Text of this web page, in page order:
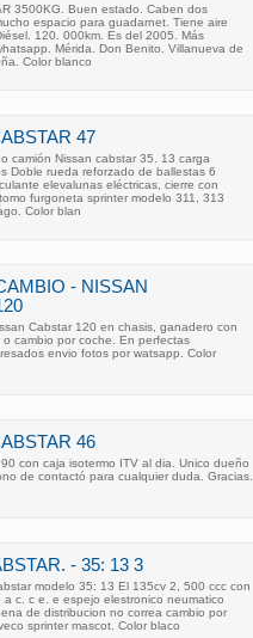
3500KG. Buen estado. Caben dos
espacio para guadarnet. Tiene aire
120. 000km. Es del 2005. Más
Mérida. Don Benito. Villanueva de
Color blanco
47
camión Nissan cabstar 35. 13 carga
Doble rueda reforzado de ballestas 6
elevalunas eléctricas, cierre con
furgoneta sprinter modelo 311, 313
Color blan
- NISSAN
Cabstar 120 en chasis, ganadero con
o cambio por coche. En perfectas
envio fotos por watsapp. Color
46
con caja isotermo ITV al dia. Unico dueño
de contactó para cualquier duda. Gracias.
- 35: 13 3
modelo 35: 13 El 135cv 2, 500 ccc con
a c. c e. e espejo elestronico neumatico
de distribucion no correa cambio por
sprinter mascot. Color blaco